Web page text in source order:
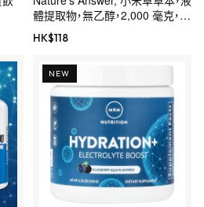
體提取物，無乙醇，2,000 毫克，1
液量盎司（30 毫升）
HK$118
NEW